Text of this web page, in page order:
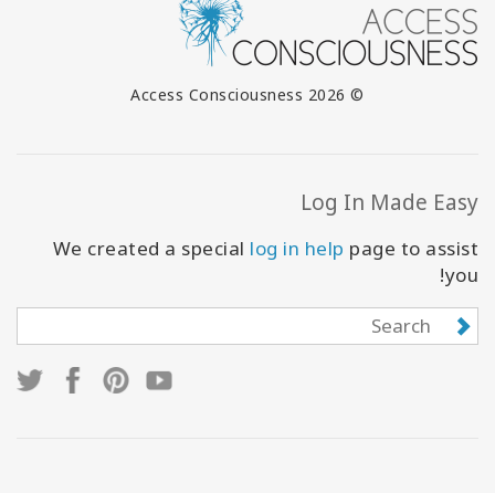
© 2026 Access Consciousness
Log In Made Easy
We created a special log in help page to assist
you!